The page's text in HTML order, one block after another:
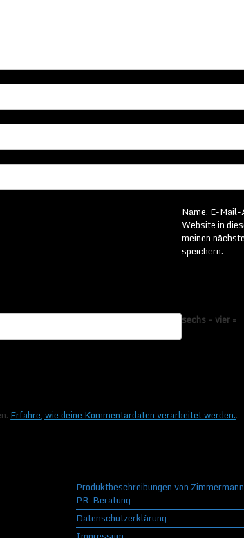
Name, E-Mail-
Website in
meinen
speichern.
sechs − vier =
Erfahre, wie deine Kommentardaten verarbeitet werden..
Produktbeschreibungen von
PR-Beratung
Datenschutzerklärung